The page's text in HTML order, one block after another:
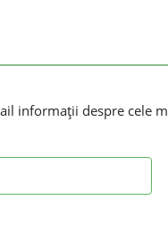
informaţii despre cele